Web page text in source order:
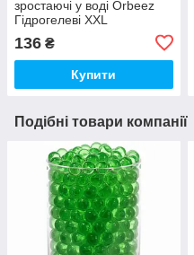
зростаючі у воді Orbeez
Гідрогелеві XXL
(00441)
136 ₴
Купити
Подібні товари компанії